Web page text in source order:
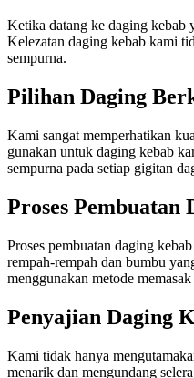
Ketika datang ke daging kebab
Kelezatan daging kebab kami
sempurna.
Pilihan Daging
Kami sangat memperhatikan
gunakan untuk daging kebab
sempurna pada setiap gigitan
Proses Pembuatan
Proses pembuatan daging
rempah-rempah dan bumbu
menggunakan metode
Penyajian Daging
Kami tidak hanya
menarik dan mengundang